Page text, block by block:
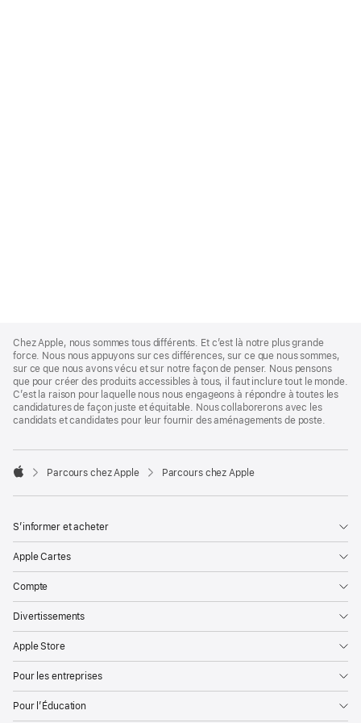
Footer
Chez Apple, nous sommes tous différents. Et c’est là notre plus grande
force. Nous nous appuyons sur ces différences, sur ce que nous sommes,
sur ce que nous avons vécu et sur notre façon de penser. Nous pensons
que pour créer des produits accessibles à tous, il faut inclure tout le monde.
C’est la raison pour laquelle nous nous engageons à répondre à toutes les
candidatures de façon juste et équitable. Nous collaborerons avec les
candidats et candidates pour leur fournir des aménagements de poste.

Parcours chez Apple Parcours chez Apple
S’informer et acheter
Apple Cartes
Compte
Divertissements
Apple Store
Pour les entreprises
Pour l’Éducation